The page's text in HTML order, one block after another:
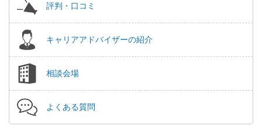
評判・口コミ
キャリアアドバイザーの紹介
相談会場
よくある質問